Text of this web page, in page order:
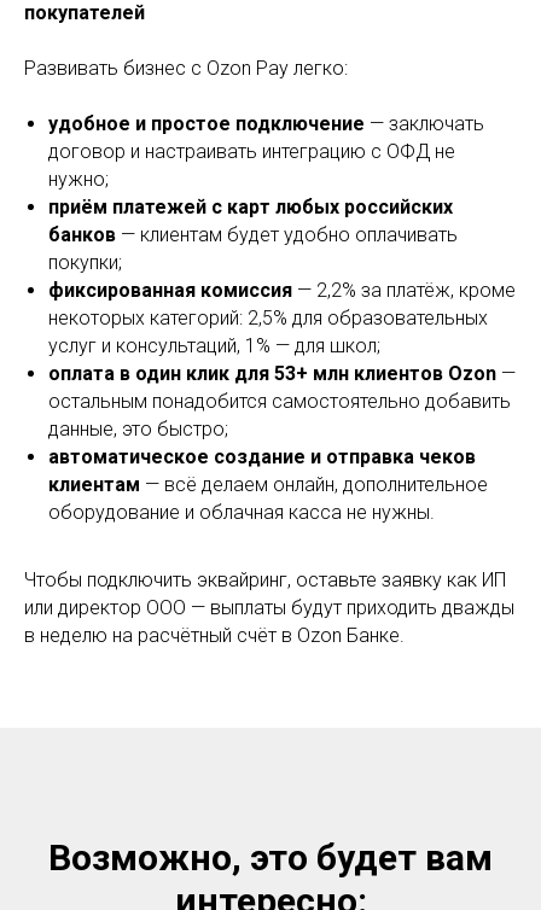
покупателей
Развивать бизнес с Ozon Pay легко:
удобное и простое подключение — заключать
договор и настраивать интеграцию с ОФД не
нужно;
приём платежей с карт любых российских
банков — клиентам будет удобно оплачивать
покупки;
фиксированная комиссия — 2,2% за платёж, кроме
некоторых категорий: 2,5% для образовательных
услуг и консультаций, 1% — для школ;
оплата в один клик для 53+ млн клиентов Ozon —
остальным понадобится самостоятельно добавить
данные, это быстро;
автоматическое создание и отправка чеков
клиентам — всё делаем онлайн, дополнительное
оборудование и облачная касса не нужны.
Чтобы подключить эквайринг, оставьте заявку как ИП
или директор ООО — выплаты будут приходить дважды
в неделю на расчётный счёт в Ozon Банке.
Возможно, это будет вам
интересно: